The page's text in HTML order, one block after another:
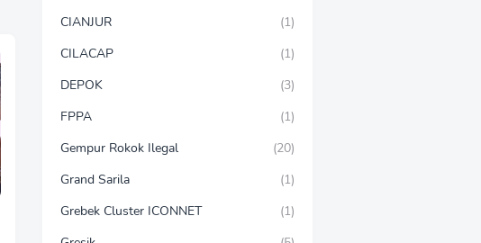
CIANJUR
(1)
CILACAP
(1)
DEPOK
(3)
FPPA
(1)
Gempur Rokok Ilegal
(20)
Grand Sarila
(1)
Grebek Cluster ICONNET
(1)